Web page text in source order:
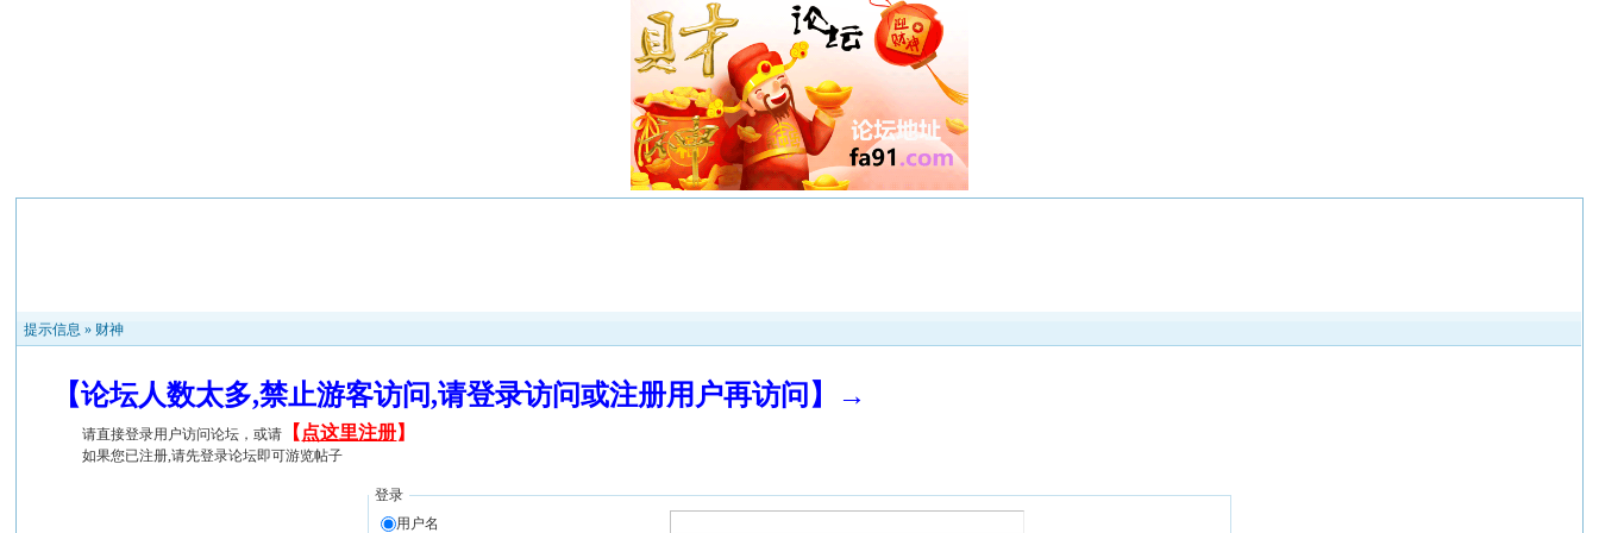
提示信息 » 财神
【论坛人数太多,禁止游客访问,请登录访问或注册用户再访问】→
请直接登录用户访问论坛，或请 【 点这里注册】
如果您已注册,请先登录论坛即可游览帖子
登录
用户名